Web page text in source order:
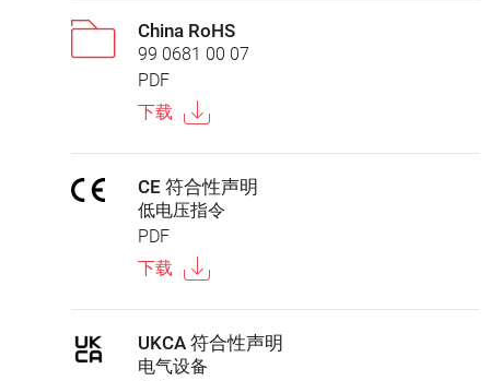
China RoHS
99 0681 00 07
PDF
下载
CE 符合性声明
低电压指令
PDF
下载
UKCA 符合性声明
电气设备